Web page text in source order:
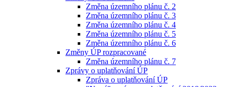
Změna územního plánu č. 2
Změna územního plánu č. 3
Změna územního plánu č. 4
Změna územního plánu č. 5
Změna územního plánu č. 6
Změny ÚP rozpracované
Změna územního plánu č. 7
Zprávy o uplatňování ÚP
Zpráva o uplatňování ÚP